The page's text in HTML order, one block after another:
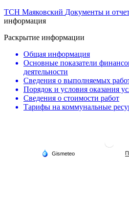
ТСН Маяковский Документы и
информация
Раскрытие информации
Общая информация
Основные показатели
деятельности
Сведения о выполняемых
Порядок и условия оказания
Сведения о стоимости работ
Тарифы на коммунальные